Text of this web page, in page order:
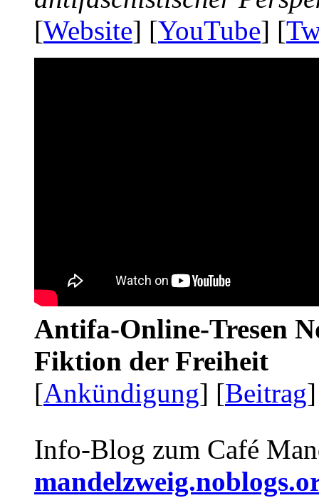
[Website] [YouTube] [
Antifa-Online-Tresen
Fiktion der Freiheit
[Ankündigung] [Beitrag
Info-Blog zum Café